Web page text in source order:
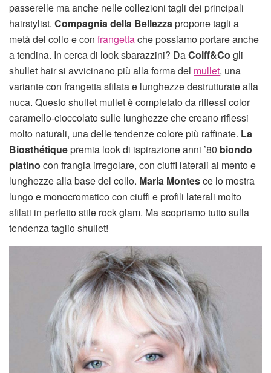
passerelle ma anche nelle collezioni tagli dei principali
hairstylist. Compagnia della Bellezzapropone tagli a
metà del collo e con frangettache possiamo portare anche
a tendina. In cerca di look sbarazzini? DaCoiff&Co gli
shullet hair si avvicinano più alla forma del mullet, una
variante con frangetta sfilata e lunghezze destrutturate alla
nuca. Questo shullet mullet è completato da riflessi color
caramello-cioccolato sulle lunghezze che creano riflessi
molto naturali, una delle tendenze colore più raffinate. La
Biosthétiquepremia look di ispirazione anni ’80 biondo
platino con frangia irregolare, con ciuffi laterali al mento e
lunghezze alla base del collo. Maria Montesce lo mostra
lungo e monocromatico con ciuffi e profili laterali molto
sfilati in perfetto stile rock glam. Ma scopriamo tutto sulla
tendenza taglio shullet!